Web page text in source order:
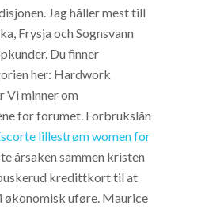
Jag håller mest till
Frysja och Sognsvann
Du finner
her: Hardwork
Vi minner om
for forumet. Forbrukslån
lillestrøm women for
årsaken sammen kristen
kredittkort til at
økonomisk uføre. Maurice